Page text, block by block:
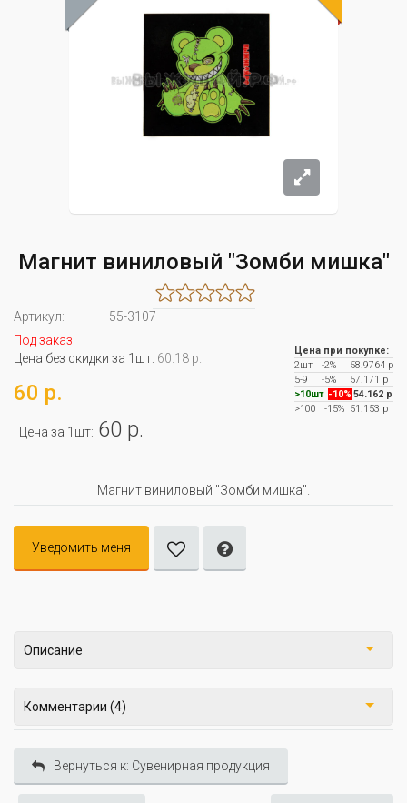
Магнит виниловый "Зомби мишка"
Артикул:
55-3107
Под заказ
Цена без скидки за 1шт: 60.18 р.
60 р.
Цена за 1шт: 60 р.
Цена при покупке:
2шт
-2%
58.9764 р
5-9
-5%
57.171 р
>10шт -10% 54.162 р
>100
-15% 51.153 р
Магнит виниловый "Зомби мишка".
Уведомить меня
Описание
Комментарии (4)
Вернуться к: Сувенирная продукция